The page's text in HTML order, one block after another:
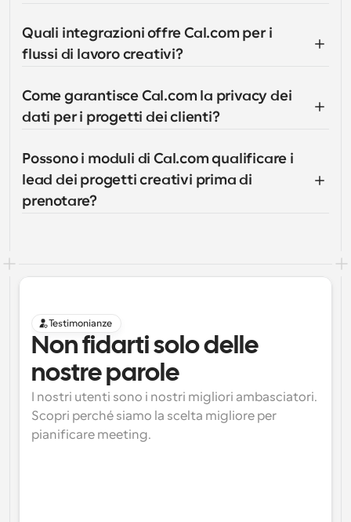
Quali integrazioni offre Cal.com per i
flussi di lavoro creativi?
Come garantisce Cal.com la privacy dei
dati per i progetti dei clienti?
Possono i moduli di Cal.com qualificare i
lead dei progetti creativi prima di
prenotare?
Testimonianze
Non fidarti solo delle
nostre parole
I nostri utenti sono i nostri migliori ambasciatori.
Scopri perché siamo la scelta migliore per
pianificare meeting.